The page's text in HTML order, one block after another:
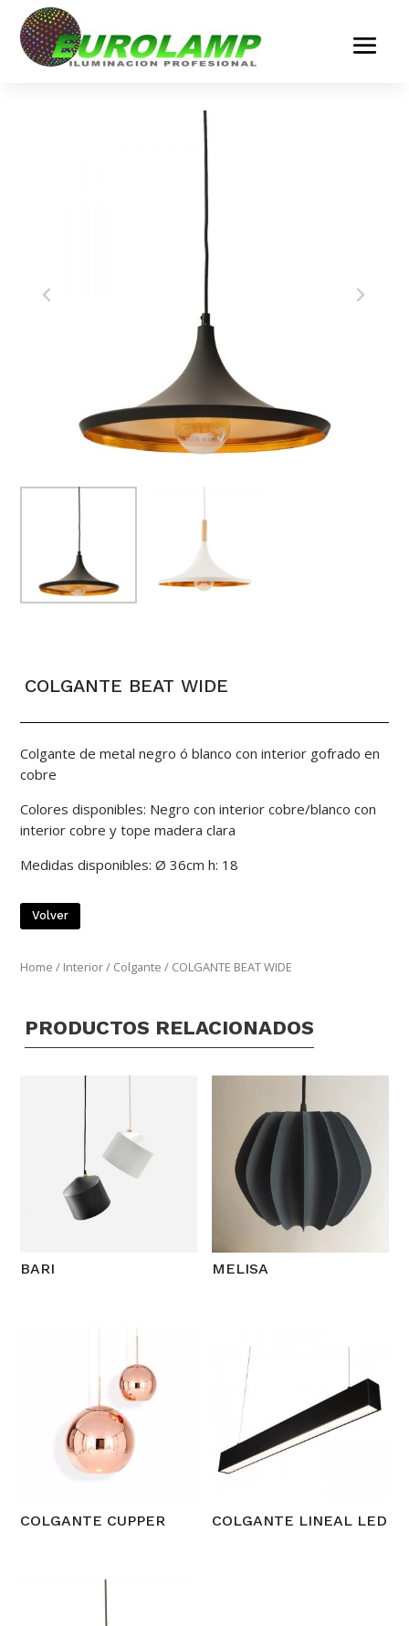
COLGANTE BEAT WIDE
Colgante de metal negro ó blanco con interior gofrado en
cobre
Colores disponibles: Negro con interior cobre/blanco con
interior cobre y tope madera clara
Medidas disponibles: Ø 36cm h: 18
Volver
Home / Interior/ Colgante / COLGANTE BEAT WIDE
PRODUCTOS RELACIONADOS
BARI MELISA
COLGANTE CUPPER COLGANTE LINEAL LED